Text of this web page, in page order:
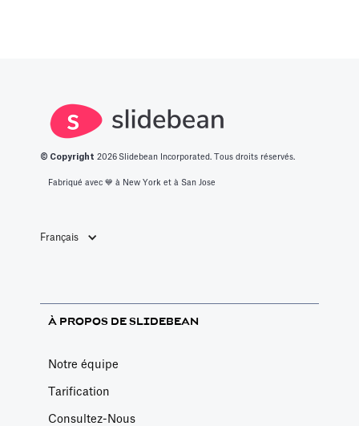
© Copyright 2026 Slidebean Incorporated. Tous droits réservés.
Fabriqué avec 💙️ à New York et à San Jose
Français
À PROPOS DE SLIDEBEAN
Notre équipe
Tarification
Consultez-Nous